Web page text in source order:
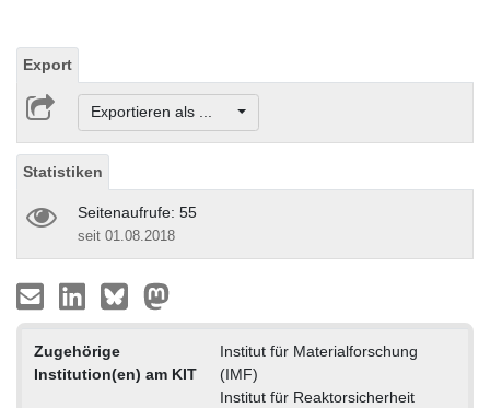
Export
Exportieren als ...
Statistiken
Seitenaufrufe: 55
seit 01.08.2018
Zugehörige
Institution(en) am KIT
Institut für Materialforschung
(IMF)
Institut für Reaktorsicherheit